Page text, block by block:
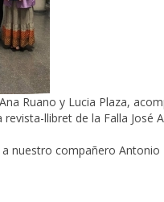
Ruano y Lucia Plaza,
llibret de la Falla José
nuestro compañero